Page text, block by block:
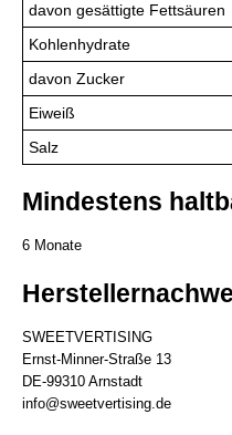
davon gesättigte Fettsäuren
Kohlenhydrate
davon Zucker
Eiweiß
Salz
Mindestens
6 Monate
SWEETVERTISING
Ernst-Minner-Straße 13
DE-99310 Arnstadt
info@sweetvertising.de